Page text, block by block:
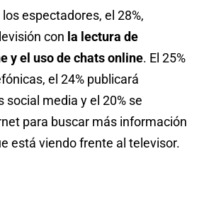
espectadores, el 28%,
con la lectura de
y el uso de chats online. El 25%
el 24% publicará
social media y el 20% se
para buscar más información
está viendo frente al televisor.